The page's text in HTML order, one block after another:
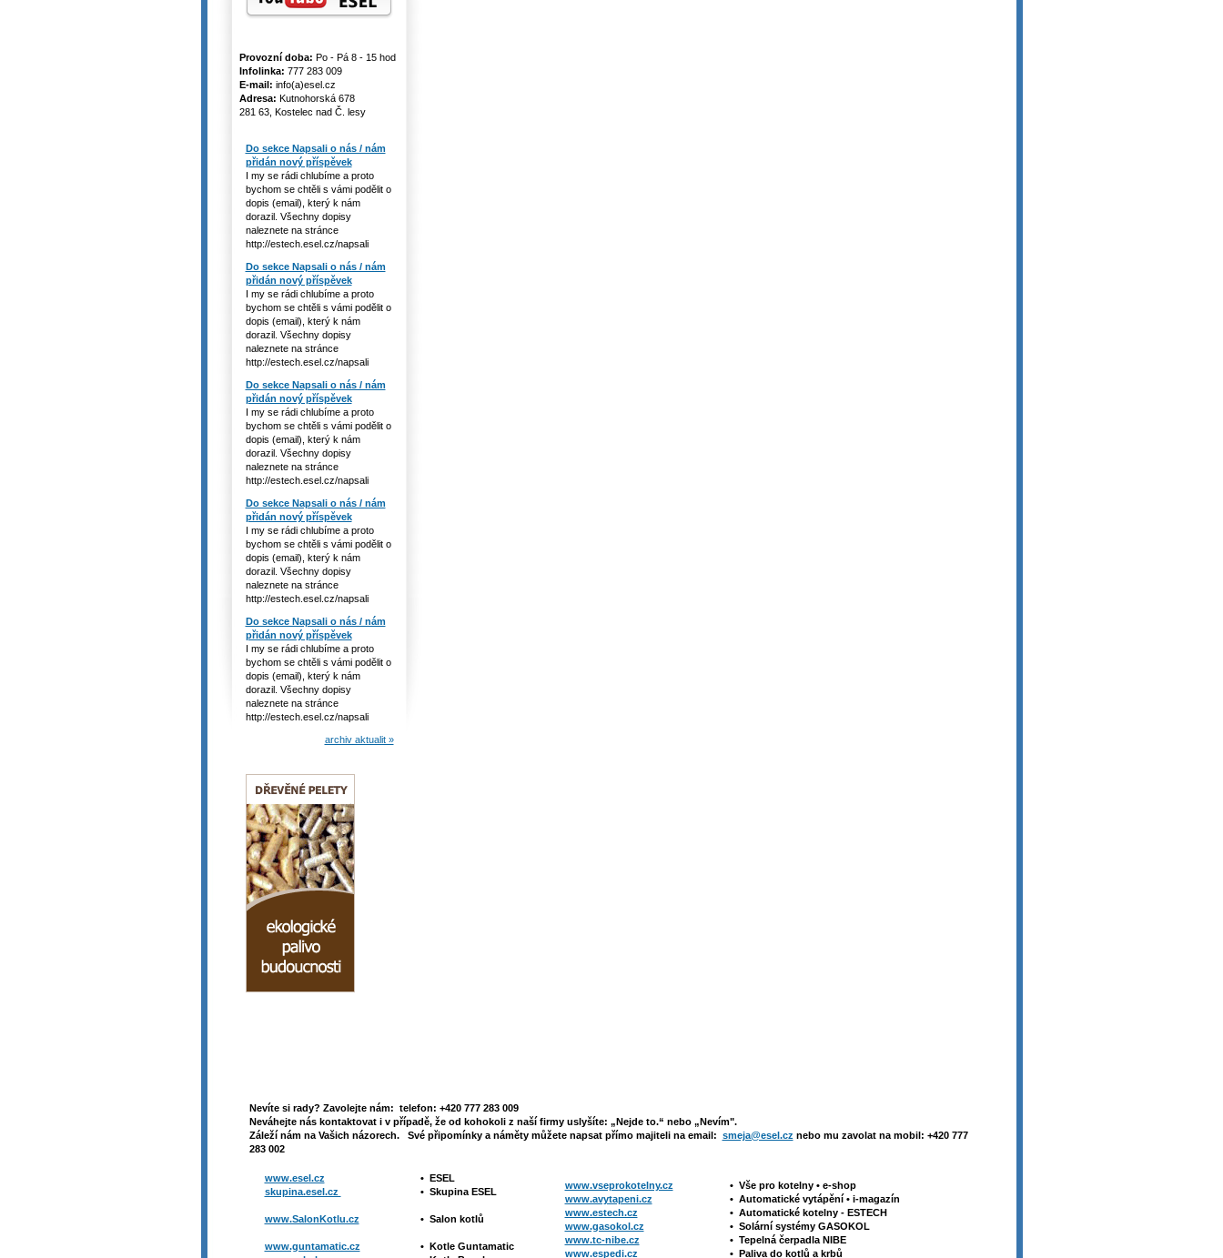
Provozní doba: Po - Pá 8 - 15 hod
Infolinka: 777 283 009
E-mail: info(a)esel.cz
Adresa: Kutnohorská 678
281 63, Kostelec nad Č. lesy
Do sekce Napsali o nás / nám
přidán nový příspěvek
I my se rádi chlubíme a proto
bychom se chtěli s vámi podělit o
dopis (email), který k nám
dorazil. Všechny dopisy
naleznete na stránce
http://estech.esel.cz/napsali
Do sekce Napsali o nás / nám
přidán nový příspěvek
I my se rádi chlubíme a proto
bychom se chtěli s vámi podělit o
dopis (email), který k nám
dorazil. Všechny dopisy
naleznete na stránce
http://estech.esel.cz/napsali
Do sekce Napsali o nás / nám
přidán nový příspěvek
I my se rádi chlubíme a proto
bychom se chtěli s vámi podělit o
dopis (email), který k nám
dorazil. Všechny dopisy
naleznete na stránce
http://estech.esel.cz/napsali
Do sekce Napsali o nás / nám
přidán nový příspěvek
I my se rádi chlubíme a proto
bychom se chtěli s vámi podělit o
dopis (email), který k nám
dorazil. Všechny dopisy
naleznete na stránce
http://estech.esel.cz/napsali
Do sekce Napsali o nás / nám
přidán nový příspěvek
I my se rádi chlubíme a proto
bychom se chtěli s vámi podělit o
dopis (email), který k nám
dorazil. Všechny dopisy
naleznete na stránce
http://estech.esel.cz/napsali
archiv aktualit »
Nevíte si rady? Zavolejte nám: telefon: +420 777 283 009
Neváhejte nás kontaktovat i v případě, že od kohokoli z naší firmy uslyšíte: „Nejde to.“ nebo „Nevím".
Záleží nám na Vašich názorech. Své připomínky a náměty můžete napsat přímo majiteli na email: smeja@esel.cz nebo mu zavolat na mobil: +420 777
283 002
www.esel.cz
skupina.esel.cz
www.SalonKotlu.cz
www.guntamatic.cz
• ESEL
• Skupina ESEL
• Salon kotlů
• Kotle Guntamatic
www.vseprokotelny.cz
www.avytapeni.cz
www.estech.cz
www.gasokol.cz
www.tc-nibe.cz
www.espedi.cz
• Vše pro kotelny •e-shop
• Automatické vytápění •i-magazín
• Automatické kotelny - ESTECH
• Solární systémy GASOKOL
• Tepelná čerpadla NIBE
• Paliva do kotlů a krbů